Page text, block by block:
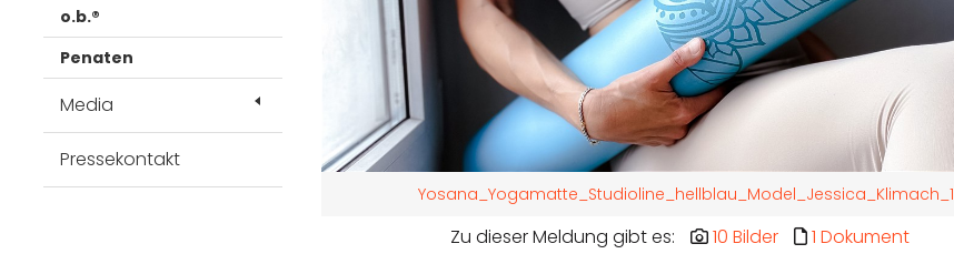
o.b.®
Penaten
Media
Pressekontakt
Yosana_Yogamatte_Studioline_hellblau_Model_Jessica_Klimach_1
Zu dieser Meldung gibt es: 10 Bilder 1 Dokument